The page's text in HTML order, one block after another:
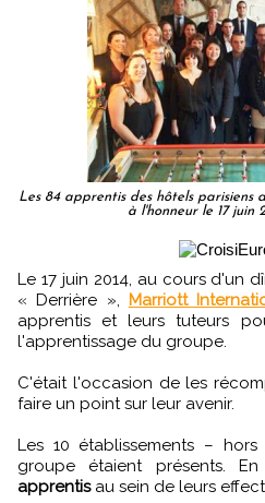
Les 84 apprentis des hôtels
à l'honneur le 17 juin
Le 17 juin 2014, au cours d'un dîner organisé au restaurant
« Derrière », Marriott
apprentis et leurs tuteurs
l'apprentissage du groupe.
C'était l'occasion de les
faire un point sur leur avenir.
Les 10 établissements –
groupe étaient présents.
apprentisau sein de leurs